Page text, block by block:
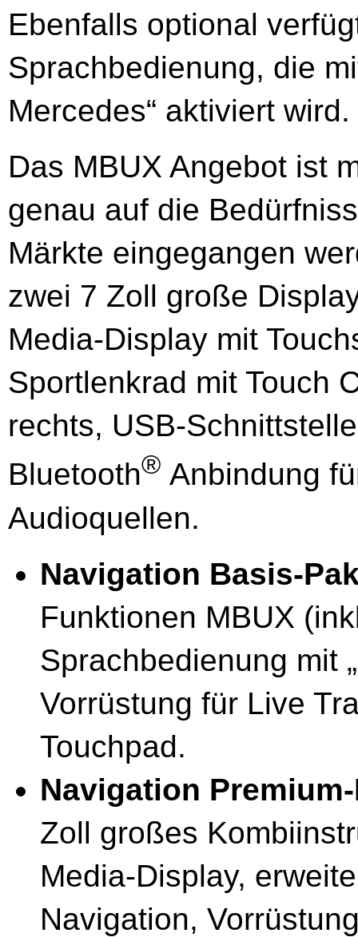
Ebenfalls optional
Sprachbedienung, die
Mercedes“ aktiviert wird.
Das MBUX Angebot ist
genau auf die
Märkte eingegangen
zwei 7 Zoll große
Media-Display mit
Sportlenkrad mit Touch
rechts, USB-
Bluetooth® Anbindung
Audioquellen.
Navigation Basis-
Funktionen MBUX
Sprachbedienung mit
Vorrüstung für Live
Touchpad.
Navigation
Zoll großes
Media-Display,
Navigation,